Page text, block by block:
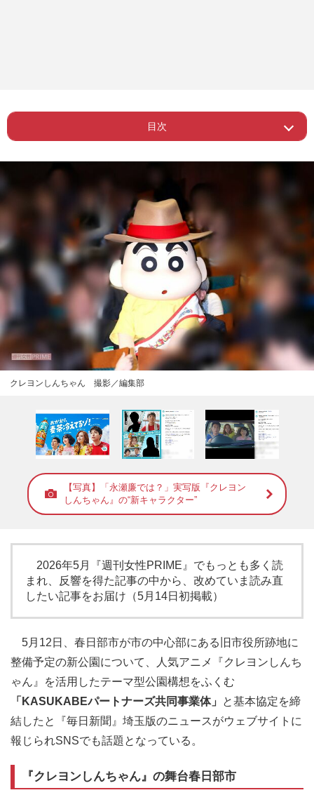
目次
Page 1
ー 『クレヨンしんちゃん』の舞台春日
ー “クレしん頼み”に不安視
クレヨンしんちゃん 撮影／編集部
【写真】「永瀬廉では？」実写版『クレヨン
しんちゃん』の“新キャラクター”
2026年5月『週刊女性PRIME』でもっとも多く読
まれ、反響を得た記事の中から、改めていま読み直
したい記事をお届け（5月14日初掲載）
5月12日、春日部市が市の中心部にある旧市役所跡地に
整備予定の新公園について、人気アニメ『クレヨンしんち
ゃん』を活用したテーマ型公園構想をふくむ
「KASUKABEパートナーズ共同事業体」
と基本協定を締
結したと『毎日新聞』埼玉版のニュースがウェブサイトに
報じられSNSでも話題となっている。
『クレヨンしんちゃん』の舞台春日部市